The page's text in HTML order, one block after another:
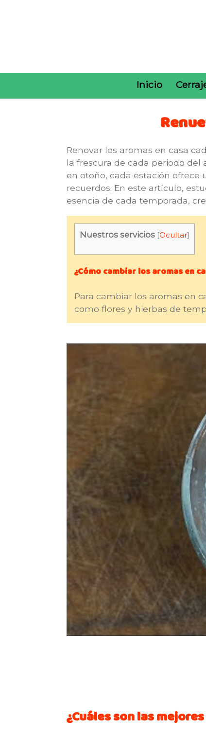
Inicio
Renovar los aromas en casa
la frescura de cada periodo del
en otoño, cada estación ofrece
recuerdos. En este artículo,
esencia de cada temporada,
Nuestros servicios [Ocultar]
¿Cómo cambiar los aromas en
Para cambiar los aromas en
como flores y hierbas de
¿Cuáles son las